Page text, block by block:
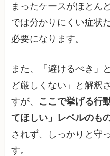
まったケースがほとん
では分かりにくい症状
必要になります。
また、「避けるべき」
ど厳しくない」と解釈
すが、 ここで挙げる行
てほしい」レベルのも
されず、しっかりと守
す。